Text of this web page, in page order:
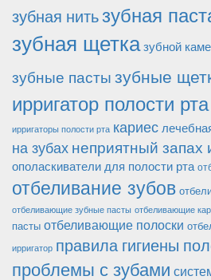
зубная нитьзубная
зубная щетказубной
зубные пастызубные
ирригатор полости рта
ирригаторы полости рта кариес
на зубахнеприятный запах
ополаскиватели для полости рта
отбеливание зубов
отбеливающие зубные пасты отбеливающие
пасты отбеливающие полоски
ирригатор правила гигиены
проблемы с зубами